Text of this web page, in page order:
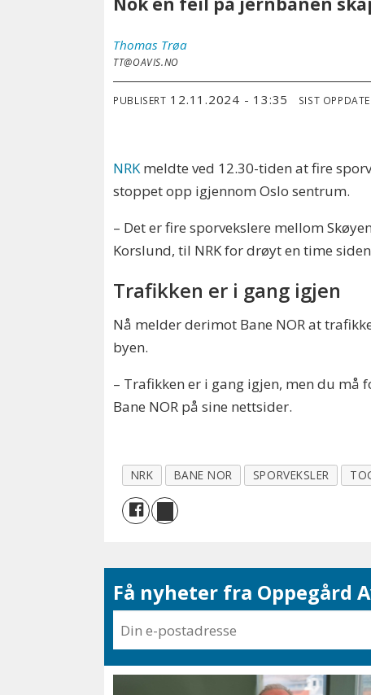
Thomas Trøa
TT@OAVIS.NO
PUBLISERT 12.11.2024 - 13:35 SIST
NRK meldte ved 12.30-tiden at fire
stoppet opp igjennom Oslo sentrum.
– Det er fire sporvekslere mellom
Korslund, til NRK for drøyt en time
Trafikken er i gang igjen
Nå melder derimot Bane NOR at
byen.
– Trafikken er i gang igjen, men du
Bane NOR på sine nettsider.
NRK BANE NOR SPORVEKSLER
Få nyheter fra Oppegård